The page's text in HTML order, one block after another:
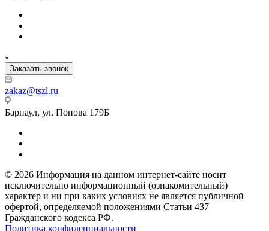
Заказать звонок
zakaz@tszl.ru
Барнаул, ул. Попова 179Б
© 2026 Информация на данном интернет-сайте носит
исключительно информационный (ознакомительный)
характер и ни при каких условиях не является публичной
офертой, определяемой положениями Статьи 437
Гражданского кодекса РФ.
Политика конфиденциальности